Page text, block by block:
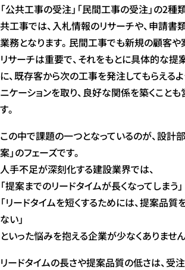
「公共工事の受注」「民間工事の受注」の2種
共工事では、入札情報のリサーチや、申請書
業務となります。民間工事でも新規の顧客
リサーチは重要で、それをもとに具体的な提
に、既存客から次の工事を発注してもらえる
ニケーションを取り、良好な関係を築くこと
す。
この中で課題の一つとなっているのが、設計
案」のフェーズです。
人手不足が深刻化する建設業界では、
「提案までのリードタイムが長くなってしまう」
「リードタイムを短くするためには、提案品質
ない」
といった悩みを抱える企業が少なくありません
リードタイムの長さや提案品質の低さは、受